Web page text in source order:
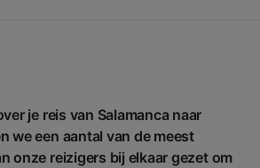
je reis van Salamanca naar
we een aantal van de meest
onze reizigers bij elkaar gezet om